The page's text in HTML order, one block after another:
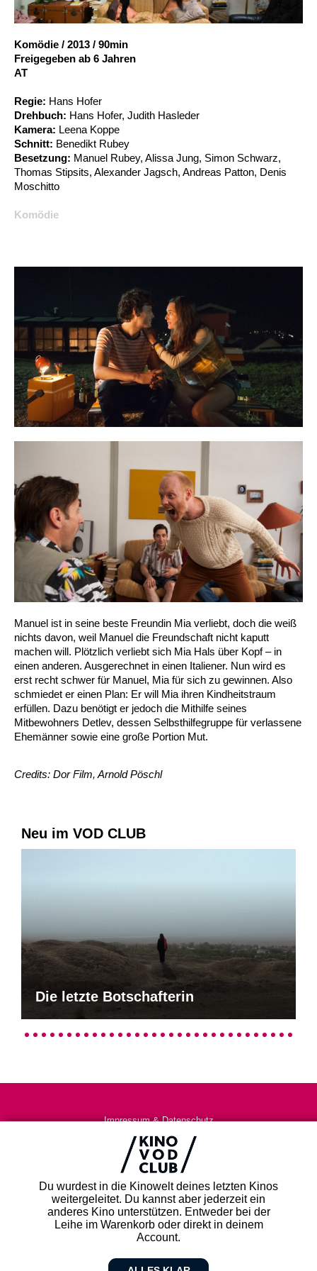
Du wurdest in die Kinowelt deines letzten Kinos
weitergeleitet. Du kannst aber jederzeit ein
anderes Kino unterstützen. Entweder bei der
Leihe im Warenkorb oder direkt in deinem
Account.
Account
Komödie / 2013 / 90min
Freigegeben ab 6 Jahren
AT
Regie: Hans Hofer
Drehbuch: Hans Hofer, Judith Hasleder
Kamera: Leena Koppe
Schnitt: Benedikt Rubey
Besetzung: Manuel Rubey, Alissa Jung, Simon Schwarz,
Thomas Stipsits, Alexander Jagsch, Andreas Patton, Denis
Moschitto
Komödie
Manuel ist in seine beste Freundin Mia verliebt, doch die weiß
nichts davon, weil Manuel die Freundschaft nicht kaputt
machen will. Plötzlich verliebt sich Mia Hals über Kopf – in
einen anderen. Ausgerechnet in einen Italiener. Nun wird es
erst recht schwer für Manuel, Mia für sich zu gewinnen. Also
schmiedet er einen Plan: Er will Mia ihren Kindheitstraum
erfüllen. Dazu benötigt er jedoch die Mithilfe seines
Mitbewohners Detlev, dessen Selbsthilfegruppe für verlassene
Ehemänner sowie eine große Portion Mut.
Credits: Dor Film, Arnold Pöschl
Neu im VOD CLUB
Die letzte Botschafterin
Impressum & Datenschutz
AGB
Kontakt
FAQ
Newsletter
Partner